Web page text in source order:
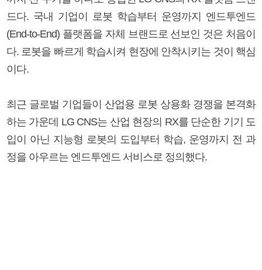
드다. 국내 기업이 로봇 학습부터 운영까지 엔드투엔드
(End-to-End) 플랫폼을 자체 브랜드로 선보인 것은 처음이
다. 로봇을 빠르게 학습시켜 현장에 안착시키는 것이 핵심
이다.
최근 글로벌 기업들이 산업용 로봇 상용화 경쟁을 본격화
하는 가운데 LG CNS는 산업 현장의 RX를 단순한 기기 도
입이 아닌 지능형 로봇의 도입부터 학습, 운영까지 전 과
정을 아우르는 엔드투엔드 서비스로 정의했다.